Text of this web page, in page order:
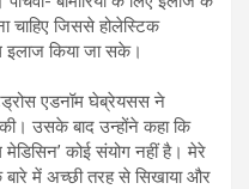
चाहिए जिससे होलेस्टिक
इलाज किया जा सके।
एडनॉम घेब्रेयसस ने
उसके बाद उन्होंने कहा कि
कोई संयोग नहीं है। मेरे
बारे में अच्छी तरह से सिखाया और